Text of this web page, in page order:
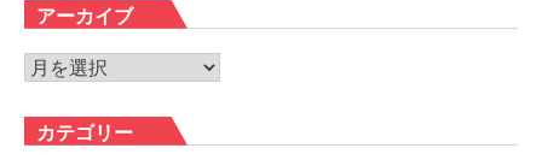
アーカイブ
ア
カ
イ
カテゴリー